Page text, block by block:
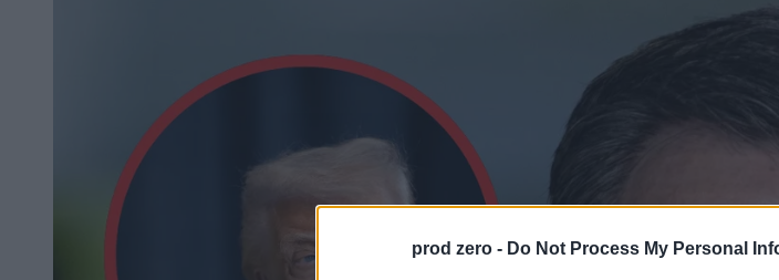
prod zero - Do Not Process My Personal